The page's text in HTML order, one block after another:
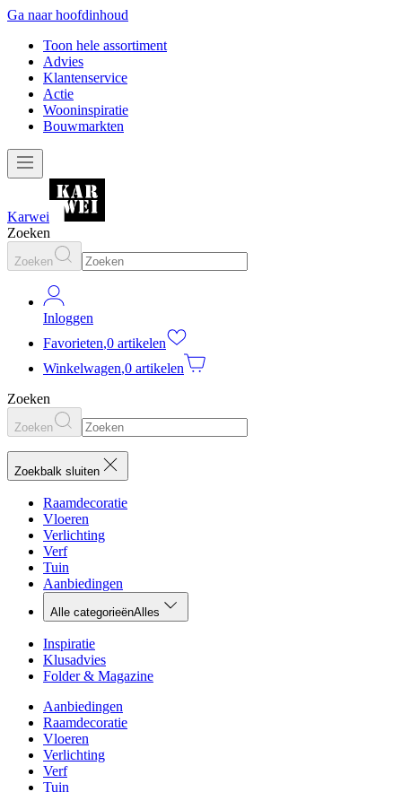
Ga naar hoofdinhoud
Toon hele assortiment
Advies
Klantenservice
Actie
Wooninspiratie
Bouwmarkten
Karwei
Zoeken
Zoeken
Inloggen
Favorieten,0 artikelen
Winkelwagen,0 artikelen
Zoeken
Zoeken
Zoekbalk sluiten
Raamdecoratie
Vloeren
Verlichting
Verf
Tuin
Aanbiedingen
Alle categorieënAlles
Inspiratie
Klusadvies
Folder & Magazine
Aanbiedingen
Raamdecoratie
Vloeren
Verlichting
Verf
Tuin